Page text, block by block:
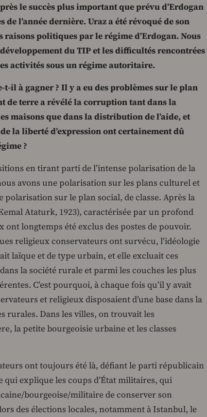
le succès plus important que prévu d’Erdogan
l’année dernière. Uraz a été révoqué de son
politiques par le régime d’Erdogan. Nous
du TIP et les difficultés rencontrées
activités sous un régime autoritaire.
il à gagner ? Il y a eu des problèmes sur le plan
de terre a révélé la corruption tant dans la
maisons que dans la distribution de l’aide, et
la liberté d’expression ont certainement dû
?
en tirant parti de l’intense polarisation de la
avons une polarisation sur les plans culturel et
polarisation sur le plan social, de classe. Après la
Ataturk, 1923), caractérisée par un profond
ont longtemps été exclus des postes de pouvoir.
religieux conservateurs ont survécu, l’idéologie
laïque et de type urbain, et elle excluait ces
la société rurale et parmi les couches les plus
C’est pourquoi, à chaque fois qu’il y avait
et religieux disposaient d’une base dans la
rurales. Dans les villes, on trouvait les
la petite bourgeoisie urbaine et les classes
ont toujours été là, défiant le parti républicain
qui explique les coups d’État militaires, qui
bourgeoise/militaire de conserver son
des élections locales, notamment à Istanbul, le